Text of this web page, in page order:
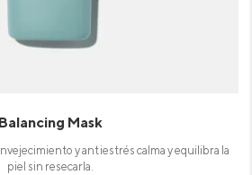
Balancing Mask
y antiestrés calma y equilibra la
piel sin resecarla.